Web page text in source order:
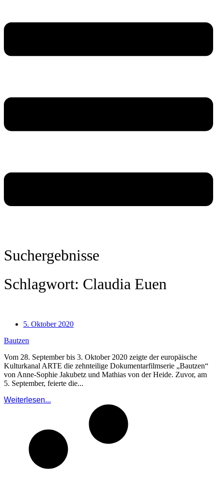
Suchergebnisse
Schlagwort: Claudia Euen
5. Oktober 2020
Bautzen
Vom 28. September bis 3. Oktober 2020 zeigte der europäische
Kulturkanal ARTE die zehnteilige Dokumentarfilmserie „Bautzen“
von Anne-Sophie Jakubetz und Mathias von der Heide. Zuvor, am
5. September, feierte die...
Weiterlesen...